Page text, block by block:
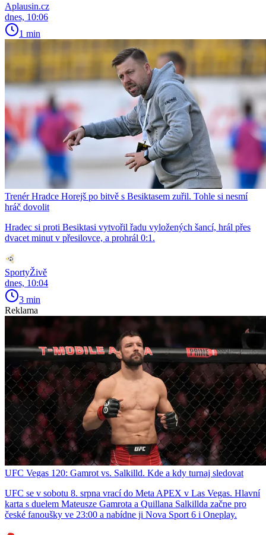
Aplausin.cz
dnes, 10:06
1 min
Trenér Hradce Horejš po bitvě s Besiktasem zuřil. Tohle si nesmí
hráč dovolit
Hradec si proti Besiktasi vytvořil řadu vyložených šancí, hrál přes
dvacet minut v přesilovce, a prohrál 0:1.
SportyŽivě
dnes, 10:04
3 min
Reklama
UFC Vegas 120: Gamrot vs. Salkilld. Kde a kdy turnaj sledovat
UFC se v sobotu 8. srpna vrací do Meta APEX v Las Vegas. Hlavní
karta s duelem Mateusze Gamrota a Quillana Salkillda začne pro
české fanoušky ve 23:00 a nabídne ji Nova Sport 6 i Oneplay.